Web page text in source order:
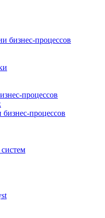
бизнес-процессов
процессов
процессов